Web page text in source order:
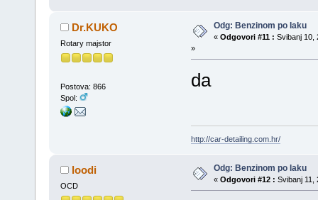
Dr.KUKO
Rotary majstor
Postova: 866
Spol:
Odg: Benzinom po laku
« Odgovori #11 : Svibanj 10,
»
da
http://car-detailing.com.hr/
loodi
OCD
Odg: Benzinom po laku
« Odgovori #12 : Svibanj 11,